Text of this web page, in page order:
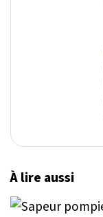
À lire aussi